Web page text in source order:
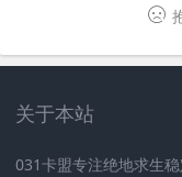
关于本站
031卡盟专注绝地求生